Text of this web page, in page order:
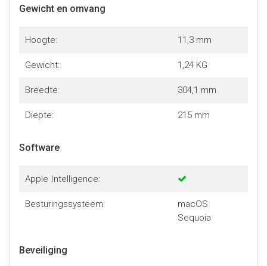
Gewicht en omvang
Hoogte: 11,3 mm
Gewicht: 1,24 KG
Breedte: 304,1 mm
Diepte: 215 mm
Software
Apple Intelligence:
Besturingssysteem:
macOS
Sequoia
Beveiliging